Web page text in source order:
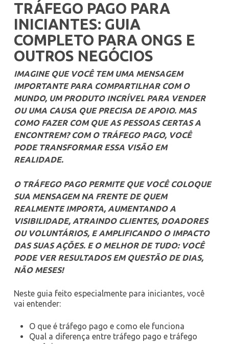
TRÁFEGO PAGO PARA
INICIANTES: GUIA
COMPLETO PARA ONGS E
OUTROS NEGÓCIOS
IMAGINE QUE VOCÊ TEM UMA MENSAGEM
IMPORTANTE PARA COMPARTILHAR COM O
MUNDO, UM PRODUTO INCRÍVEL PARA VENDER
OU UMA CAUSA QUE PRECISA DE APOIO.MAS
COMO FAZER COM QUE AS PESSOAS CERTAS A
ENCONTREM?COM O TRÁFEGO PAGO, VOCÊ
PODE TRANSFORMAR ESSA VISÃO EM
REALIDADE.
O TRÁFEGO PAGO PERMITE QUE VOCÊ COLOQUE
SUA MENSAGEM NA FRENTE DE QUEM
REALMENTE IMPORTA, AUMENTANDO A
VISIBILIDADE, ATRAINDO CLIENTES, DOADORES
OU VOLUNTÁRIOS, E AMPLIFICANDO O IMPACTO
DAS SUAS AÇÕES. E O MELHOR DE TUDO: VOCÊ
PODE VER RESULTADOS EM QUESTÃO DE DIAS,
NÃO MESES!
Neste guia feito especialmente para iniciantes, você
vai entender:
O que é tráfego pago e como ele funciona
Qual a diferença entre tráfego pago e tráfego